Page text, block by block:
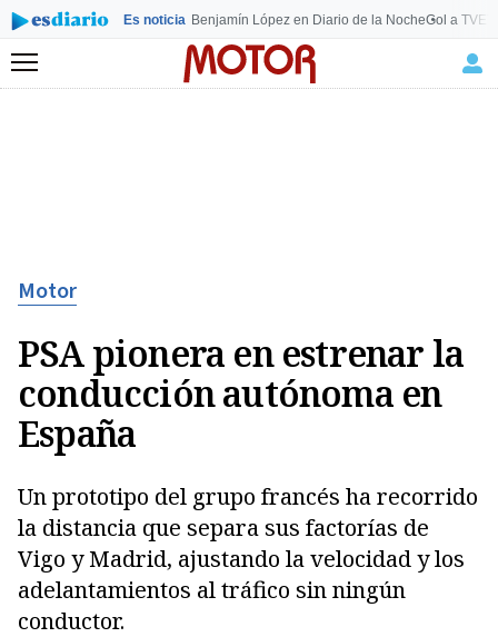
Es noticia Benjamín López en Diario de la NocheGol a TVE
Menú
Motor
PSA pionera en estrenar la
conducción autónoma en
España
Un prototipo del grupo francés ha recorrido
la distancia que separa sus factorías de
Vigo y Madrid, ajustando la velocidad y los
adelantamientos al tráfico sin ningún
conductor.